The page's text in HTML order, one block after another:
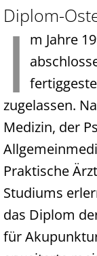
Diplom-
I m Jahre
zugelassen.
Medizin, der
Praktische
Studiums
das Diplom
für